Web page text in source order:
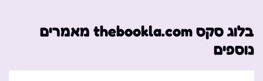
בלוג סקס thebookla.com מאמרים
נוספים